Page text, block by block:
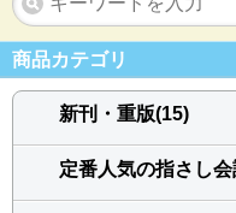
商品カテゴリ
新刊・重版(15)
定番人気の指さし